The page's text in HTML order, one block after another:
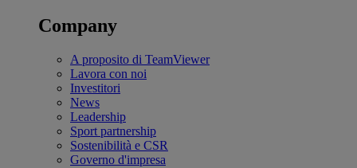
Company
A proposito di TeamViewer
Lavora con noi
Investitori
News
Leadership
Sport partnership
Sostenibilità e CSR
Governo d'impresa